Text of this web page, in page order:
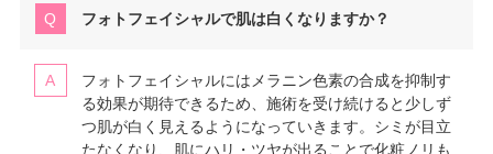
フォトフェイシャルで肌は白くなりますか？
フォトフェイシャルにはメラニン色素の合成を抑制す
る効果が期待できるため、施術を受け続けると少しず
つ肌が白く見えるようになっていきます。シミが目立
たなくなり、肌にハリ・ツヤが出ることで化粧ノリも